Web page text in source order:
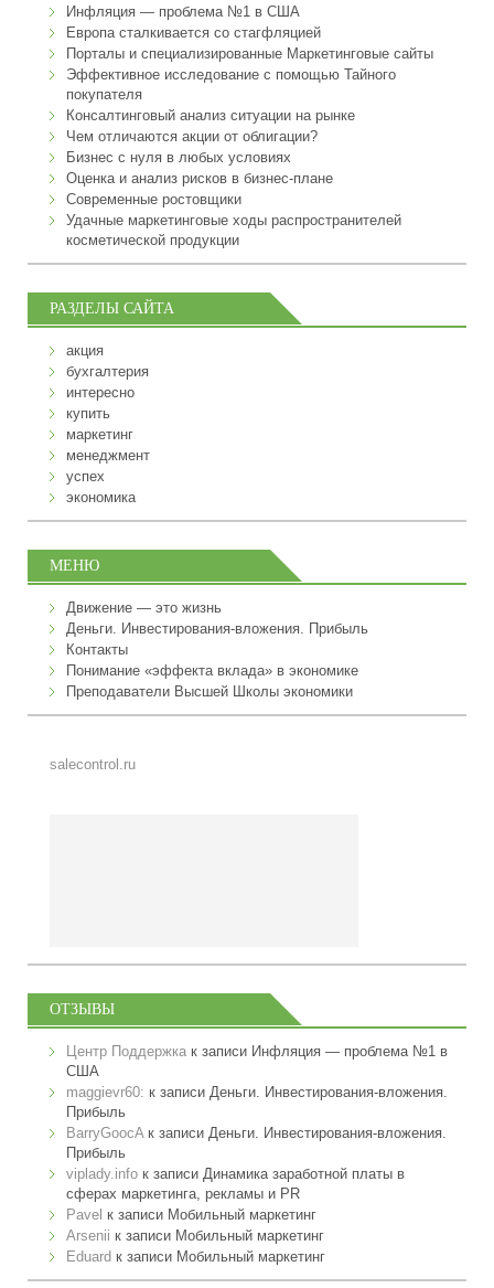
Инфляция — проблема №1 в США
Европа сталкивается со стагфляцией
Порталы и специализированные Маркетинговые сайты
Эффективное исследование с помощью Тайного
покупателя
Консалтинговый анализ ситуации на рынке
Чем отличаются акции от облигации?
Бизнес с нуля в любых условиях
Оценка и анализ рисков в бизнес-плане
Современные ростовщики
Удачные маркетинговые ходы распространителей
косметической продукции
РАЗДЕЛЫ САЙТА
акция
бухгалтерия
интересно
купить
маркетинг
менеджмент
успех
экономика
МЕНЮ
Движение — это жизнь
Деньги. Инвестирования-вложения. Прибыль
Контакты
Понимание «эффекта вклада» в экономике
Преподаватели Высшей Школы экономики
salecontrol.ru
ОТЗЫВЫ
Центр Поддержка к записи Инфляция — проблема №1 в
США
maggievr60: к записи Деньги. Инвестирования-вложения.
Прибыль
BarryGoocA к записи Деньги. Инвестирования-вложения.
Прибыль
viplady.info к записи Динамика заработной платы в
сферах маркетинга, рекламы и PR
Pavel к записи Мобильный маркетинг
Arsenii к записи Мобильный маркетинг
Eduard к записи Мобильный маркетинг